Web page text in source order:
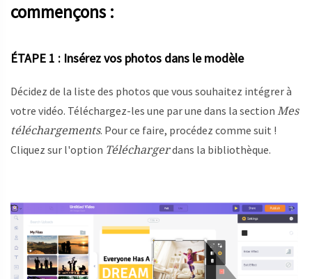
commençons :
ÉTAPE 1 : Insérez vos photos dans le modèle
Décidez de la liste des photos que vous souhaitez intégrer à
votre vidéo. Téléchargez-les une par une dans la section Mes
téléchargements. Pour ce faire, procédez comme suit !
Cliquez sur l'option Téléchargerdans la bibliothèque.